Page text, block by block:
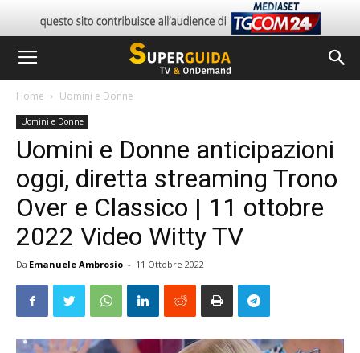
Home Uomini e Donne
Uomini e Donne
Uomini e Donne anticipazioni
oggi, diretta streaming Trono
Over e Classico | 11 ottobre
2022 Video Witty TV
Da Emanuele Ambrosio - 11 Ottobre 2022